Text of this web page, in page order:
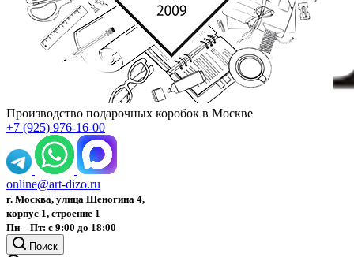
Производство подарочных коробок в Москве
+7 (925) 976-16-00
online@art-dizo.ru
г. Москва, улица Шеногина 4,
корпус 1, строение 1
Пн – Пт: с 9:00 до 18:00
Поиск